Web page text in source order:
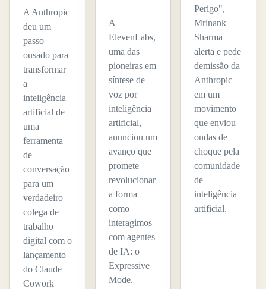
A Anthropic
deu um
passo
ousado para
transformar
a
inteligência
artificial de
uma
ferramenta
de
conversação
para um
verdadeiro
colega de
trabalho
digital com o
lançamento
do Claude
Cowork
A
ElevenLabs,
uma das
pioneiras em
síntese de
voz por
inteligência
artificial,
anunciou um
avanço que
promete
revolucionar
a forma
como
interagimos
com agentes
de IA: o
Expressive
Mode.
Perigo",
Mrinank
Sharma
alerta e pede
demissão da
Anthropic
em um
movimento
que enviou
ondas de
choque pela
comunidade
de
inteligência
artificial.